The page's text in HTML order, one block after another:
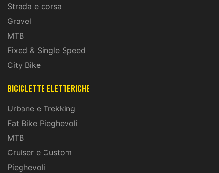
Strada e corsa
Gravel
MTB
Fixed & Single Speed
City Bike
biciclette eletteriche
Urbane e Trekking
Fat Bike Pieghevoli
MTB
Cruiser e Custom
Pieghevoli